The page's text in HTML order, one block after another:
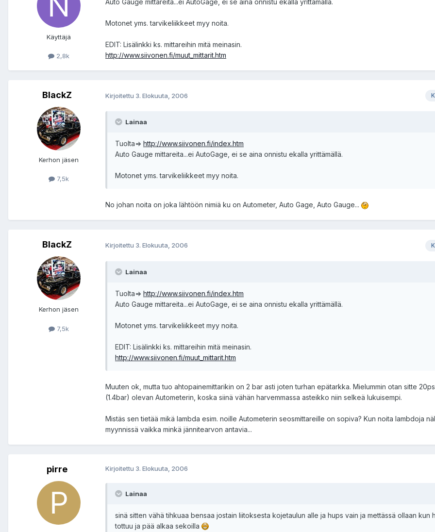
Käyttäjä
2,8k
Auto Gauge mittareita...ei AutoGage, ei se aina onnistu ekalla yrittämällä.
Motonet yms. tarvikeliikkeet myy noita.
EDIT: Lisälinkki ks. mittareihin mitä meinasin.
http://www.siivonen.fi/muut_mittarit.htm
BlackZ
Kerhon jäsen
7,5k
Kirjoitettu 3. Elokuuta, 2006
Lainaa
Tuolta=> http://www.siivonen.fi/index.htm
Auto Gauge mittareita...ei AutoGage, ei se aina onnistu ekalla yrittämällä.
Motonet yms. tarvikeliikkeet myy noita.
No johan noita on joka lähtöön nimiä ku on Autometer, Auto Gage, Auto Gauge...
BlackZ
Kerhon jäsen
7,5k
Kirjoitettu 3. Elokuuta, 2006
Lainaa
Tuolta=> http://www.siivonen.fi/index.htm
Auto Gauge mittareita...ei AutoGage, ei se aina onnistu ekalla yrittämällä.
Motonet yms. tarvikeliikkeet myy noita.
EDIT: Lisälinkki ks. mittareihin mitä meinasin.
http://www.siivonen.fi/muut_mittarit.htm
Muuten ok, mutta tuo ahtopainemittarikin on 2 bar asti joten turhan epätarkka. Mielummin otan sitte
(1.4bar) olevan Autometerin, koska siinä vähän harvemmassa asteikko niin selkeä lukuisempi.
Mistäs sen tietää mikä lambda esim. noille Autometerin seosmittareille on sopiva? Kun noita lambdoja
myynnissä vaikka minkä jännitearvon antavia...
pirre Kirjoitettu 3. Elokuuta, 2006
Lainaa
sinä sitten vähä tihkuaa bensaa jostain liitoksesta kojetaulun alle ja hups vain ja mettässä ollaan kun
tottuu ja pää alkaa sekoilla